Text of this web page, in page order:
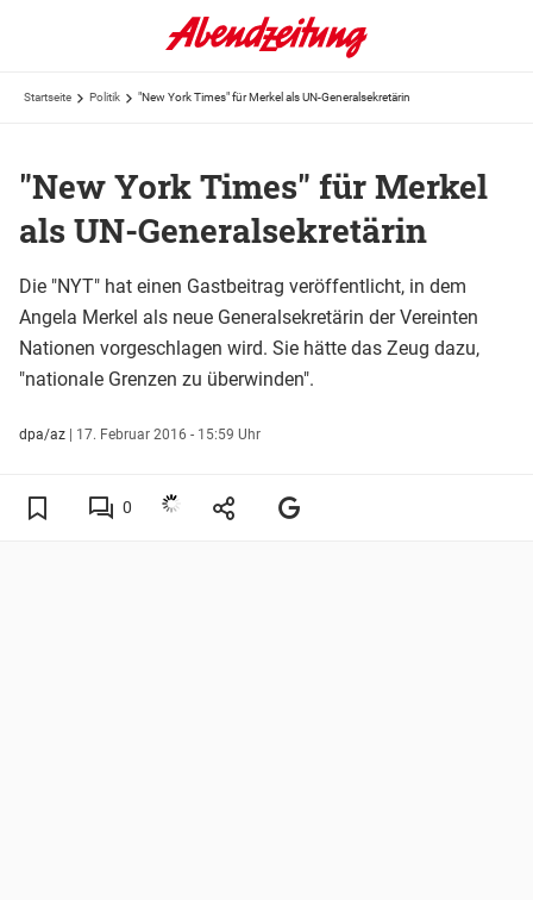
Startseite Politik "New York Times" für Merkel als UN-Generalsekretärin
"New York Times" für Merkel
als UN-Generalsekretärin
Die "NYT" hat einen Gastbeitrag veröffentlicht, in dem
Angela Merkel als neue Generalsekretärin der Vereinten
Nationen vorgeschlagen wird. Sie hätte das Zeug dazu,
"nationale Grenzen zu überwinden".
dpa/az | 17. Februar 2016 - 15:59 Uhr
0